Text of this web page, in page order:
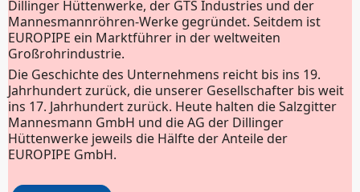
Dillinger Hüttenwerke, der GTS Industries und der
Mannesmannröhren-Werke gegründet. Seitdem ist
EUROPIPE ein Marktführer in der weltweiten
Großrohrindustrie.
Die Geschichte des Unternehmens reicht bis ins 19.
Jahrhundert zurück, die unserer Gesellschafter bis weit
ins 17. Jahrhundert zurück. Heute halten die Salzgitter
Mannesmann GmbH und die AG der Dillinger
Hüttenwerke jeweils die Hälfte der Anteile der
EUROPIPE GmbH.